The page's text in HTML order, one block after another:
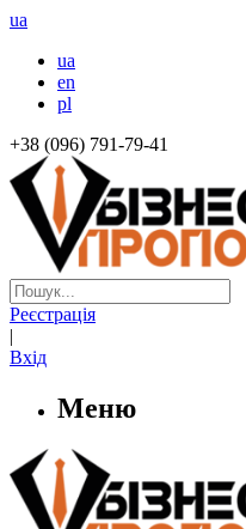
ua
ua
en
pl
+38 (096) 791-79-41
Реєстрація
|
Вхід
Меню